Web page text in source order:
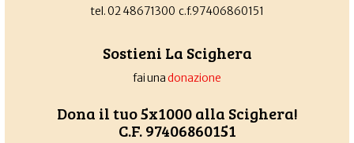
tel. 02 48671300 c.f.97406860151
Sostieni La Scighera
fai unadonazione
Dona il tuo 5x1000 alla Scighera!
C.F. 97406860151